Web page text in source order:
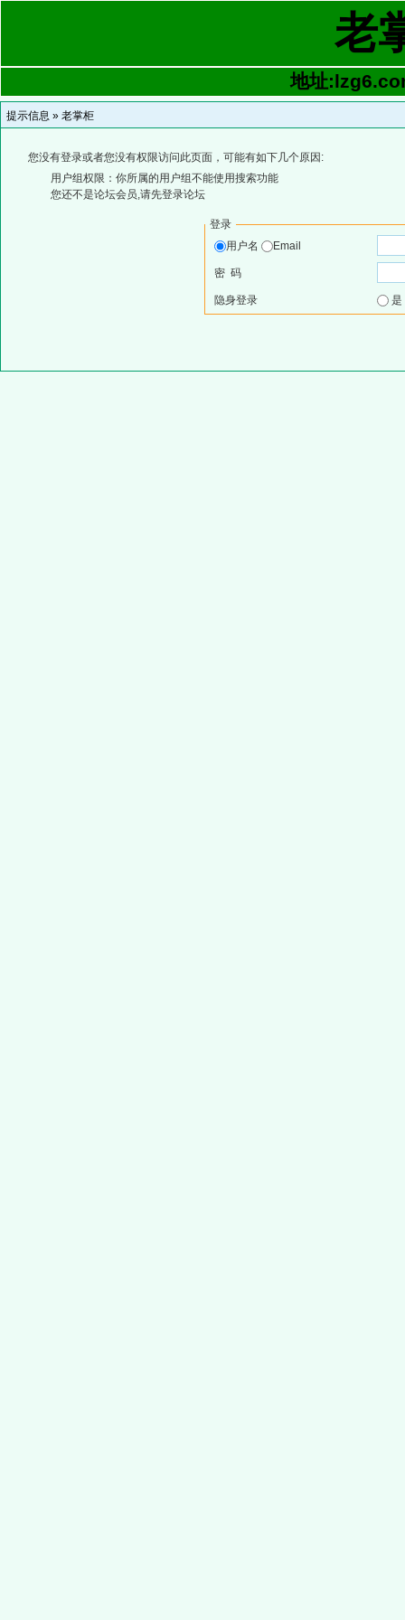
老
地址
提示信息 » 老掌柜
您没有登录或者您没有权限访问此页面，可能有如下几个原因:
用户组权限：你所属的用户组不能使用搜索功能
您还不是论坛会员,请先登录论坛
登录
用户名
Email
密 码
隐身登录